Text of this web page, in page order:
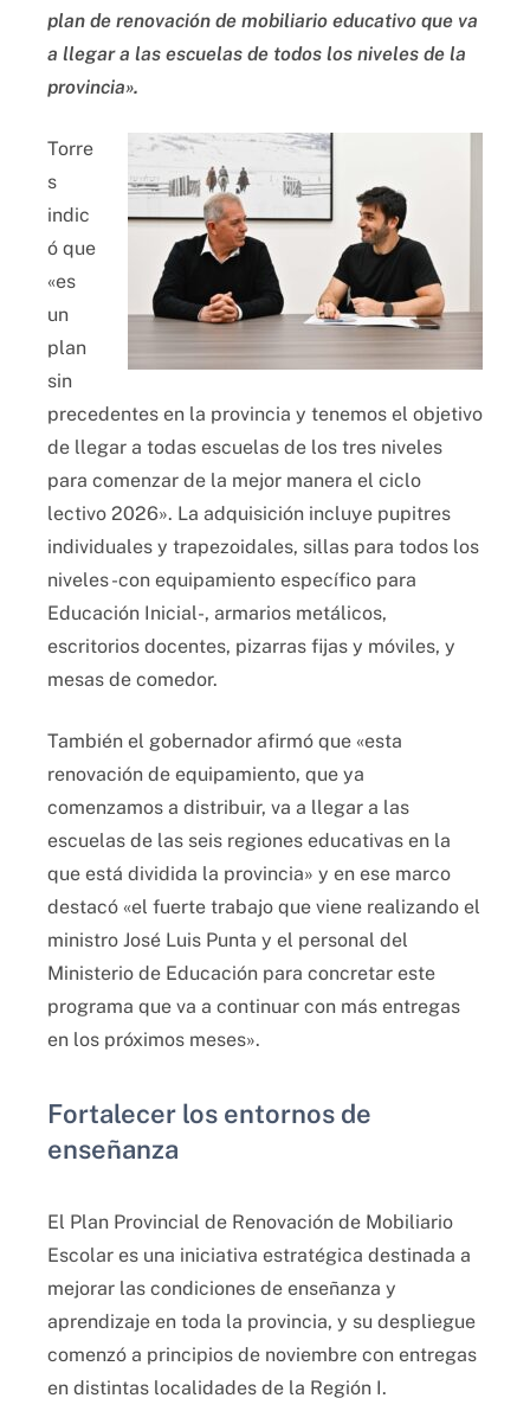
plan de renovación de mobiliario educativo que va
a llegar a las escuelas de todos los niveles de la
provincia».
Torre
s
indic
ó que
«es
un
plan
sin
precedentes en la provincia y tenemos el objetivo
de llegar a todas escuelas de los tres niveles
para comenzar de la mejor manera el ciclo
lectivo 2026». La adquisición incluye pupitres
individuales y trapezoidales, sillas para todos los
niveles -con equipamiento específico para
Educación Inicial-, armarios metálicos,
escritorios docentes, pizarras fijas y móviles, y
mesas de comedor.
También el gobernador afirmó que «esta
renovación de equipamiento, que ya
comenzamos a distribuir, va a llegar a las
escuelas de las seis regiones educativas en la
que está dividida la provincia» y en ese marco
destacó «el fuerte trabajo que viene realizando el
ministro José Luis Punta y el personal del
Ministerio de Educación para concretar este
programa que va a continuar con más entregas
en los próximos meses».
Fortalecer los entornos de
enseñanza
El Plan Provincial de Renovación de Mobiliario
Escolar es una iniciativa estratégica destinada a
mejorar las condiciones de enseñanza y
aprendizaje en toda la provincia, y su despliegue
comenzó a principios de noviembre con entregas
en distintas localidades de la Región I.